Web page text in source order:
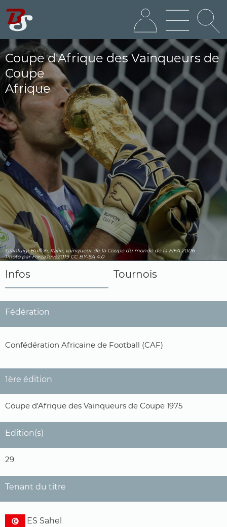
Coupe d'Afrique des Vainqueurs de
Coupe
Afrique
Gianluigi Buffon, Italie, vainqueur de la Coupe du monde de la FIFA 2006
Photo par ForzaJuve2019CC BY-SA 4.0
Infos Tournois
Fédération
Confédération Africaine de Football (CAF)
1ère édition
Coupe d'Afrique des Vainqueurs de Coupe 1975
Edition(s)
29
Tenant du titre
ES Sahel